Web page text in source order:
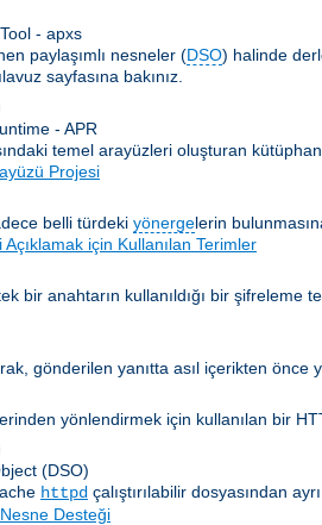
- apxs
paylaşımlı nesneler (DSO) halinde
sayfasına bakınız.
- APR
temel arayüzleri oluşturan
Projesi
belli türdeki yönergelerin
için Kullanılan Terimler
bir anahtarın kullanıldığı bir şifreleme
gönderilen yanıtta asıl içerikten
yönlendirmek için kullanılan bir
(DSO)
httpd çalıştırılabilir dosyasından
Desteği